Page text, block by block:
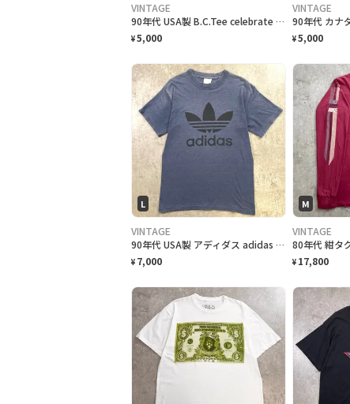
VINTAGE
90年代 USA製 B.C.Tee celebrate アートプリントTシャツ メンズL相当 古着 90s VINTAGE ヴィンテージ カナダ BC州 100周年記念 シングルステッチ 白色
¥5,000
VINTAGE
¥5,000
L
VINTAGE
90年代 USA製 アディダス adidas 両面プリント トレフォイルロゴ Tシャツ メンズL-XL相当 古着 90s VINTAGE ヴィンテージ 杢ネイビー
¥ 7,000
M
VINTAGE
¥ 17,800